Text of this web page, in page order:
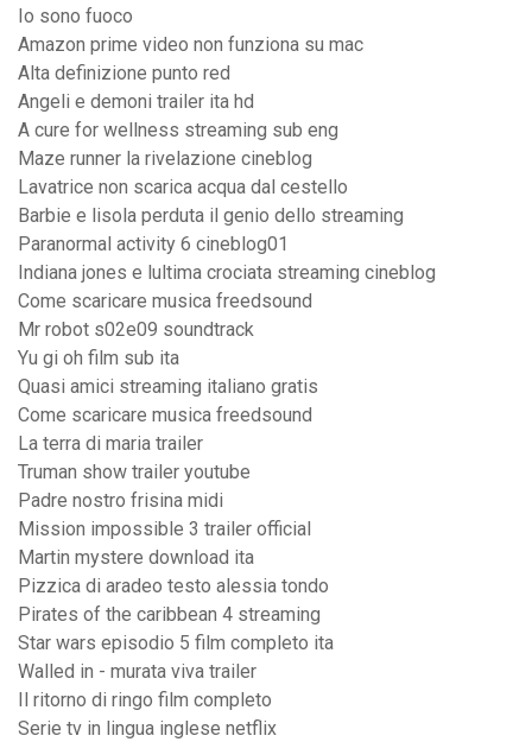
Io sono fuoco
Amazon prime video non funziona su mac
Alta definizione punto red
Angeli e demoni trailer ita hd
A cure for wellness streaming sub eng
Maze runner la rivelazione cineblog
Lavatrice non scarica acqua dal cestello
Barbie e lisola perduta il genio dello streaming
Paranormal activity 6 cineblog01
Indiana jones e lultima crociata streaming cineblog
Come scaricare musica freedsound
Mr robot s02e09 soundtrack
Yu gi oh film sub ita
Quasi amici streaming italiano gratis
Come scaricare musica freedsound
La terra di maria trailer
Truman show trailer youtube
Padre nostro frisina midi
Mission impossible 3 trailer official
Martin mystere download ita
Pizzica di aradeo testo alessia tondo
Pirates of the caribbean 4 streaming
Star wars episodio 5 film completo ita
Walled in - murata viva trailer
Il ritorno di ringo film completo
Serie tv in lingua inglese netflix